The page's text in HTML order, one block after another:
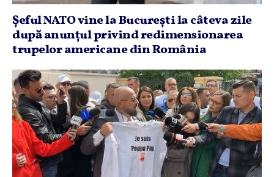
Şeful NATO vine la Bucureşti la câteva zile
după anunţul privind redimensionarea
trupelor americane din România